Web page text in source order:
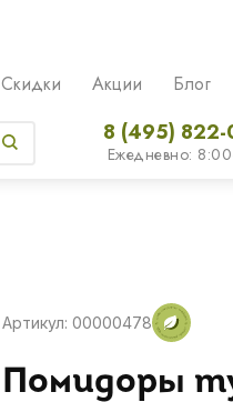
Скидки Акции Блог
8 (495)
Ежедневно:
Артикул: 00000478
Помидоры